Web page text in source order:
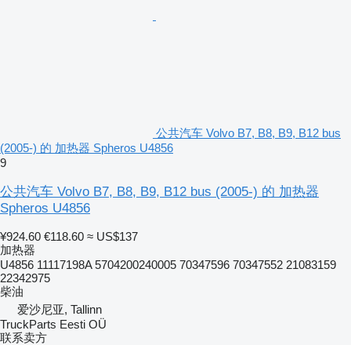
公共汽车 Volvo B7, B8, B9, B12 bus
(2005-) 的 加热器 Spheros U4856
9
公共汽车 Volvo B7, B8, B9, B12 bus (2005-) 的 加热器
Spheros U4856
¥924.60 €118.60 ≈ US$137
加热器
U4856 11117198A 5704200240005 70347596 70347552 21083159
22342975
柴油
爱沙尼亚, Tallinn
TruckParts Eesti OÜ
联系卖方